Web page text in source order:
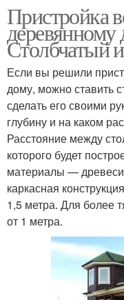
Закрытая
Пристройка к
деревянному
Веранды в
доме
Пристройка
Столбчатый
Если вы решили
дому, можно ставить
сделать его своими
глубину и на каком
Расстояние между
которого будет
материалы —
каркасная
1,5 метра. Для более
от 1 метра.